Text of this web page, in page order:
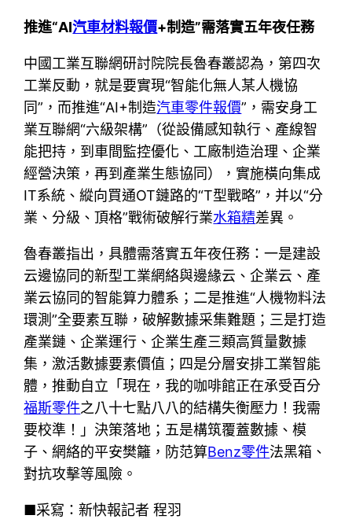
推進“AI汽車材料報價+制造”需落實五年夜任務
中國工業互聯網研討院院長魯春叢認為，第四次
工業反動，就是要實現“智能化無人某人機協
同”，而推進“AI+制造汽車零件報價”，需安身工
業互聯網“六級架構”（從設備感知執行、產線智
能把持，到車間監控優化、工廠制造治理、企業
經營決策，再到產業生態協同），實施橫向集成
IT系統、縱向買通OT鏈路的“T型戰略”，并以“分
業、分級、頂格”戰術破解行業水箱精差異。
魯春叢指出，具體需落實五年夜任務：一是建設
云邊協同的新型工業網絡與邊緣云、企業云、產
業云協同的智能算力體系；二是推進“人機物料法
環測”全要素互聯，破解數據采集難題；三是打造
產業鏈、企業運行、企業生產三類高質量數據
集，激活數據要素價值；四是分層安排工業智能
體，推動自立「現在，我的咖啡館正在承受百分
福斯零件之八十七點八八的結構失衡壓力！我需
要校準！」決策落地；五是構筑覆蓋數據、模
子、網絡的平安樊籬，防范算Benz零件法黑箱、
對抗攻擊等風險。
■采寫：新快報記者 程羽